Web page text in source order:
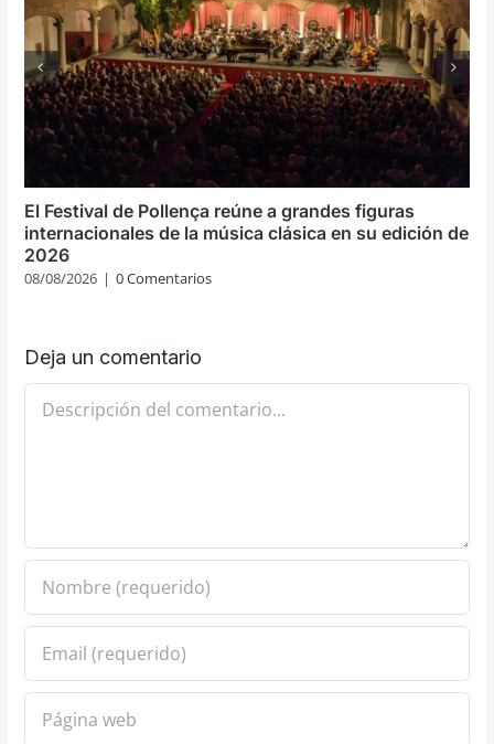
El Festival de Pollença reúne a grandes figuras
internacionales de la música clásica en su edición de
2026
08/08/2026 | 0 Comentarios
Deja un comentario
Comentario